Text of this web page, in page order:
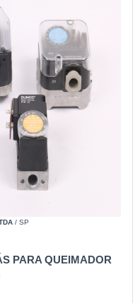
/ SP
PARA QUEIMADOR